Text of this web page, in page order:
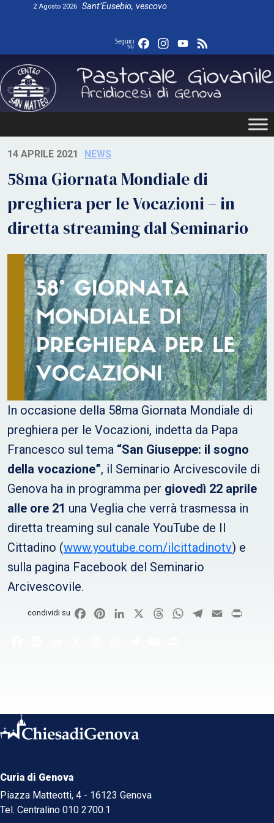
2 Agosto 2026 Sant’Eusebio, vescovo
Seguici
su FacebookInstagram
YouTube
14 APRILE 2021 NEWS
58ma Giornata Mondiale di
preghiera per le Vocazioni – in
diretta streaming dal Seminario
In occasione della 58ma Giornata Mondiale di
preghiera per le Vocazioni, indetta da Papa
Francesco sul tema “San Giuseppe: il sogno
della vocazione”, il Seminario Arcivescovile di
Genova ha in programma per giovedì 22 aprile
alle ore 21 una Veglia che verrà trasmessa in
diretta treaming sul canale YouTube de Il
Cittadino (www.youtube.com/ilcittadinotv) e
sulla pagina Facebook del Seminario
Arcivescovile.
condividi su FacebookPinterestLinkedIn ThreadsWhatsApp
Telegram
Email
Curia di Genova
Piazza Matteotti, 4 - 16123 Genova
Tel. Centralino 010 2700.1